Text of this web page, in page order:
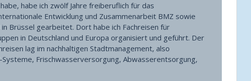
habe ich zwölf Jahre freiberuflich für das
Entwicklung und Zusammenarbeit BMZ sowie
Brüssel gearbeitet. Dort habe ich Fachreisen für
in Deutschland und Europa organisiert und geführt. Der
lag im nachhaltigen Stadtmanagement, also
Frischwasserversorgung, Abwasserentsorgung,